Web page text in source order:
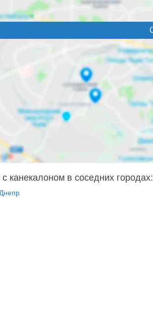
канекалоном в соседних городах: